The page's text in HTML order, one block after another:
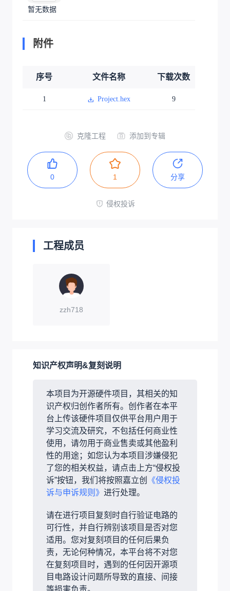
暂无数据
附件
序号 文件名称 下载次数
1 Project.hex 9
克隆工程 添加到专辑
0 1 分享
侵权投诉
工程成员
zzh718
知识产权声明&复刻说明
本项目为开源硬件项目，其相关的知
识产权归创作者所有。创作者在本平
台上传该硬件项目仅供平台用户用于
学习交流及研究，不包括任何商业性
使用，请勿用于商业售卖或其他盈利
性的用途；如您认为本项目涉嫌侵犯
了您的相关权益，请点击上方“侵权投
诉”按钮，我们将按照嘉立创
《侵权投
诉与申诉规则》 进行处理。
请在进行项目复刻时自行验证电路的
可行性，并自行辨别该项目是否对您
适用。您对复刻项目的任何后果负
责，无论何种情况，本平台将不对您
在复刻项目时，遇到的任何因开源项
目电路设计问题所导致的直接、间接
等损害负责。